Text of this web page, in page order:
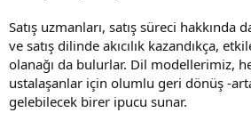
Satış uzmanları, satış süreci hakkında
ve satış dilinde akıcılık kazandıkça,
olanağı da bulurlar. Dil modellerimiz,
ustalaşanlar için olumlu geri dönüş -
gelebilecek birer ipucu sunar.